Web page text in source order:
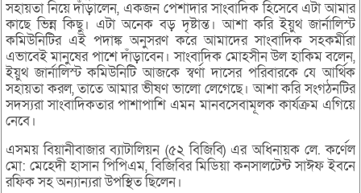
সহায়তা নিয়ে দাঁড়ালেন, একজন পেশাদার সাংবাদিক হিসেবে এটা আমার
কাছে ভিন্ন কিছু। এটা অনেক বড় দৃষ্টান্ত। আশা করি ইয়ুথ জার্নালিস্ট
কমিউনিটির এই পদাঙ্ক অনুসরণ করে আমাদের সাংবাদিক সহকর্মীরা
এভাবেই মানুষের পাশে দাঁড়াবেন। সাংবাদিক মোহসীন উল হাকিম বলেন,
ইয়ুথ জার্নালিস্ট কমিউনিটি আজকে স্বর্ণা দাসের পরিবারকে যে আর্থিক
সহায়তা করল, তাতে আমার ভীষণ ভালো লেগেছে। আশা করি সংগঠনটির
সদস্যরা সাংবাদিকতার পাশাপাশি এমন মানবসেবামূলক কার্যক্রম এগিয়ে
নেবে।
এসময় বিয়ানীবাজার ব্যাটালিয়ন (৫২ বিজিবি) এর অধিনায়ক লে. কর্ণেল
মো: মেহেদী হাসান পিপিএম, বিজিবির মিডিয়া কনসালটেন্ট সাঈফ ইবনে
রফিক সহ অন্যান্যরা উপস্থিত ছিলেন।